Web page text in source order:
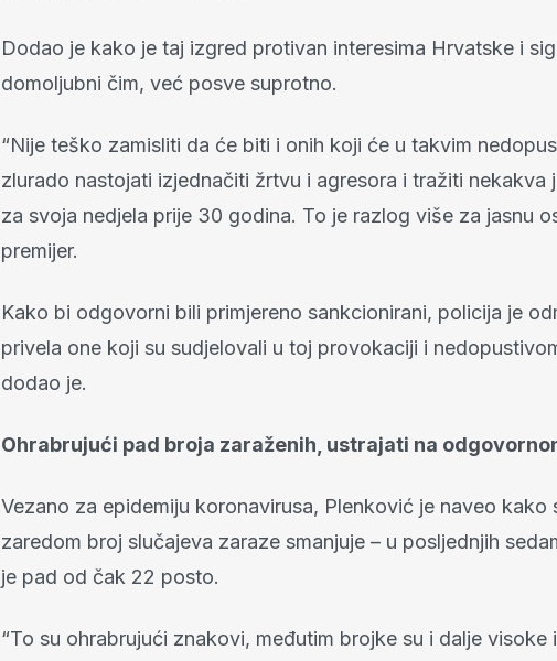
Dodao je kako je taj izgred protivan interesima Hrvatske i
domoljubni čim, već posve suprotno.
“Nije teško zamisliti da će biti i onih koji će u takvim
zlurado nastojati izjednačiti žrtvu i agresora i tražiti nekakva
za svoja nedjela prije 30 godina. To je razlog više za jasnu
premijer.
Kako bi odgovorni bili primjereno sankcionirani, policija je
privela one koji su sudjelovali u toj provokaciji i
dodao je.
Ohrabrujući pad broja zaraženih, ustrajati na
Vezano za epidemiju koronavirusa, Plenković je naveo kako
zaredom broj slučajeva zaraze smanjuje – u posljednjih
je pad od čak 22 posto.
“To su ohrabrujući znakovi, međutim brojke su i dalje visoke